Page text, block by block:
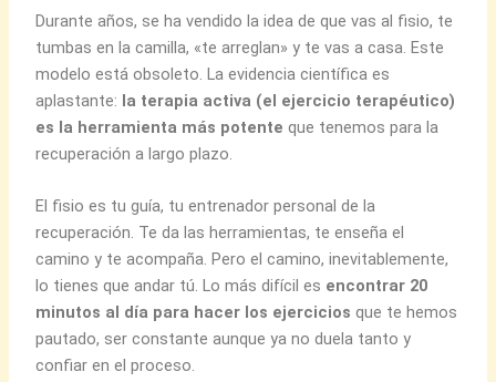
Durante años, se ha vendido la idea de que vas al fisio, te
tumbas en la camilla, «te arreglan» y te vas a casa. Este
modelo está obsoleto. La evidencia científica es
aplastante: la terapia activa (el ejercicio terapéutico)
es la herramienta más potente que tenemos para la
recuperación a largo plazo.
El fisio es tu guía, tu entrenador personal de la
recuperación. Te da las herramientas, te enseña el
camino y te acompaña. Pero el camino, inevitablemente,
lo tienes que andar tú. Lo más difícil es encontrar 20
minutos al día para hacer los ejercicios que te hemos
pautado, ser constante aunque ya no duela tanto y
confiar en el proceso.